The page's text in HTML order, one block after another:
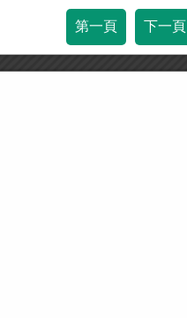
第一頁 下一頁